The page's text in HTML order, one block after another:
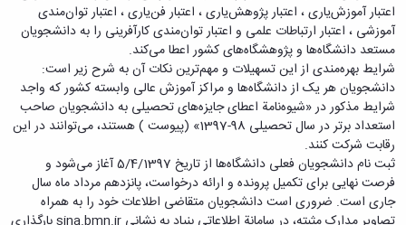
و
معرفی
برنامه
راهبردی
دانشگاه
نقشه
دانشگاه
سازمان
دانشگاه
معاونت
توسعه
مدیریت
کارکنان
دانشجویان
فارغ
التحصیلان
دانشکده‌ها
پردیس
اصلی
مهندسی
کشاورزی
شیمی
و
علوم
ارتباط
با ما
روابط
بین
الملل
(قدم
الآن)
دانشگاه بوعلی سینا همدان
اعتبار آموزش‌یاری ، اعتبار پژوهش‌یاری ، اعتبار فن‌یاری ، اعتبار توان‌مندی
آموزشی ، اعتبار ارتباطات علمی و اعتبار توان‌مندی کارآفرینی را به دانشجویان
مستعد دانشگاه‌ها و پژوهشگاه‌های کشور اعطا می‌کند.
شرایط بهره‌مندی از این تسهیلات و مهم‌ترین نکات آن به شرح زیر است:
دانشجویان هر یک از دانشگاه‌ها و مراکز آموزش عالی وابسته کشور که واجد
شرایط مذکور در «شیوه‌نامة اعطای جایزه‌های تحصیلی به دانشجویان صاحب
استعداد برتر در سال تحصیلی 98-1397» (پیوست ) هستند، می‌توانند در این
رقابت شرکت کنند.
ثبت نام دانشجویان فعلی دانشگاه‌ها از تاریخ 5/4/1397 آغاز می‌شود و
فرصت نهایی برای تکمیل پرونده و ارائه درخواست، پانزدهم مرداد ماه سال
جاری است. ضروری است دانشجویان متقاضی اطلاعات خود را به همراه